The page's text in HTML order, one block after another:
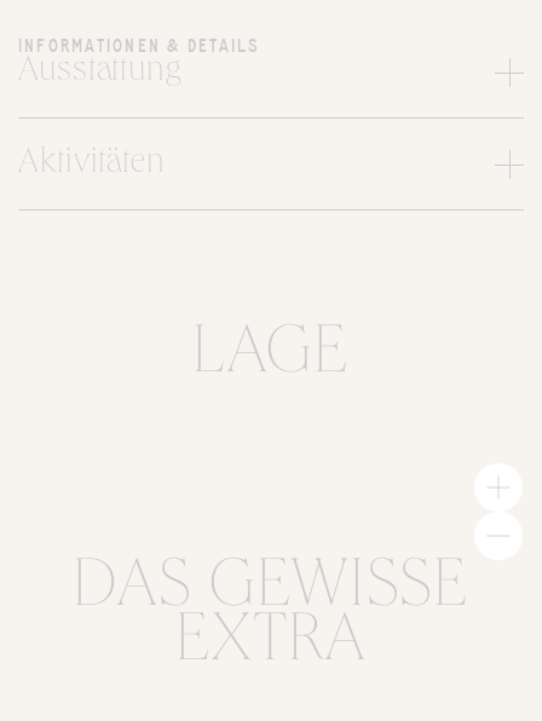
INFORMATIONEN & DETAILS
Ausstattung
Aktivitäten
LAGE
DAS GEWISSE
EXTRA